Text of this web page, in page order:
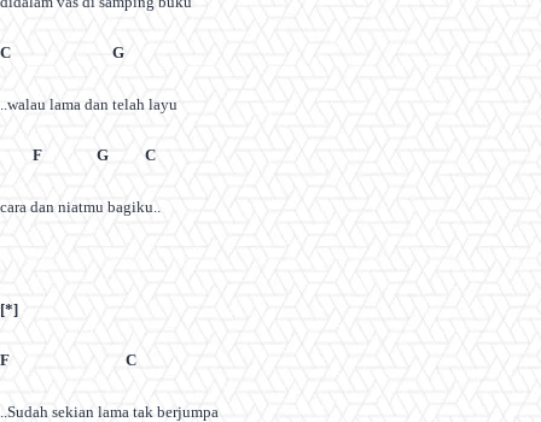
C G
..walau lama dan telah layu
F G C
cara dan niatmu bagiku..
[*]
F C
..Sudah sekian lama tak berjumpa